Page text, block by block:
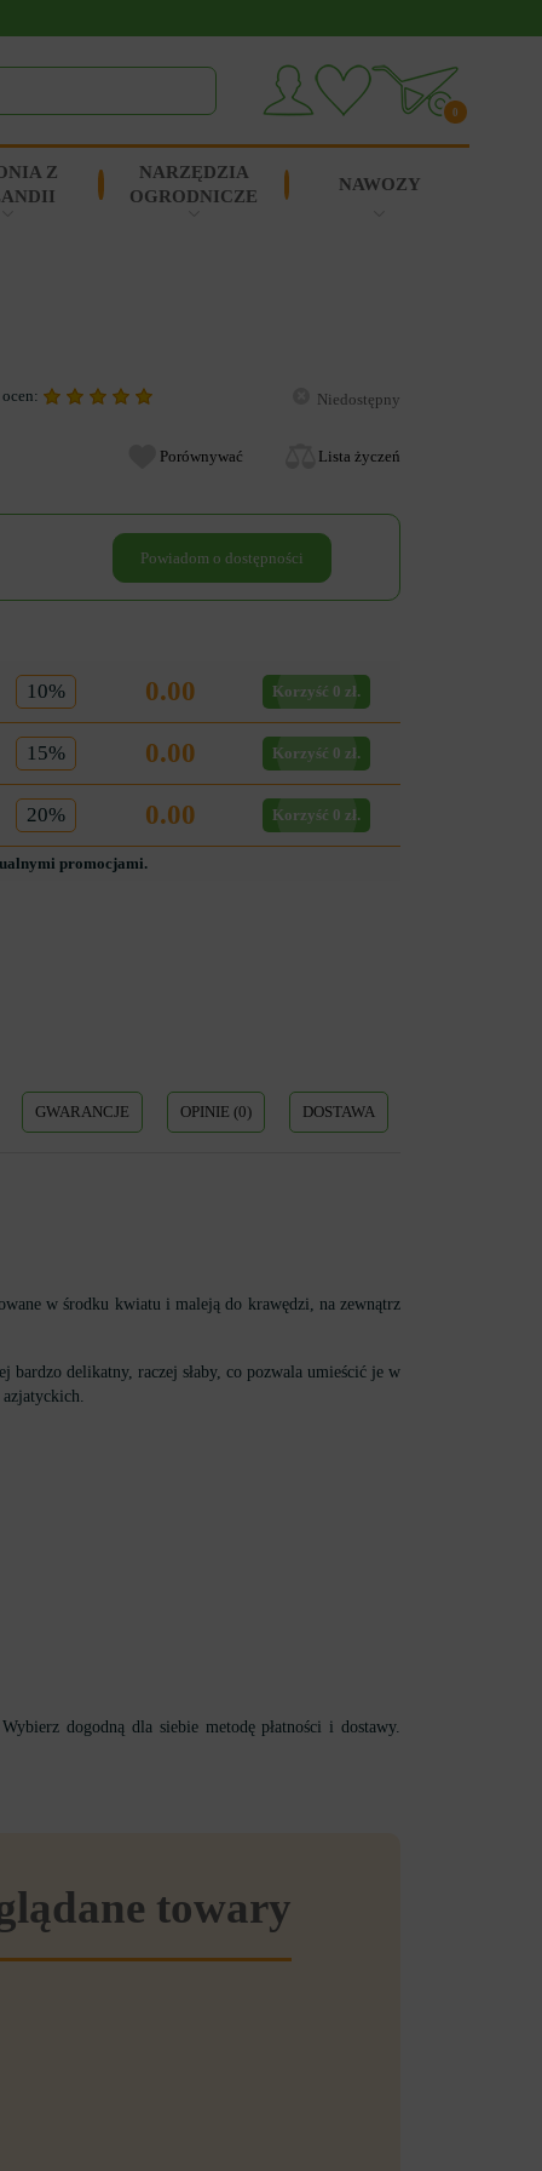
0
Z
NARZĘDZIA
OGRODNICZE
NAWOZY
Niedostępny
Porównywać Lista życzeń
Powiadom o dostępności
10% 0.00 Korzyść 0 zł.
15% 0.00 Korzyść 0 zł.
20% 0.00 Korzyść 0 zł.
promocjami.
GWARANCJE OPINIE (0) DOSTAWA
w środku kwiatu i maleją do krawędzi, na zewnątrz
delikatny, raczej słaby, co pozwala umieścić je w
dogodną dla siebie metodę płatności i dostawy.
towary